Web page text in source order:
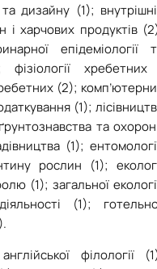
дизайну (1);
і харчових продуктів
епідеміології
хребетних
(2);
(1);
та
(1);
рослин (1);
(1); загальної
(1);
філології